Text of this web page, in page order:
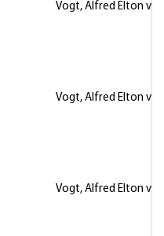
Vogt, Alfred Elton van
Vogt, Alfred Elton van
Vogt, Alfred Elton van